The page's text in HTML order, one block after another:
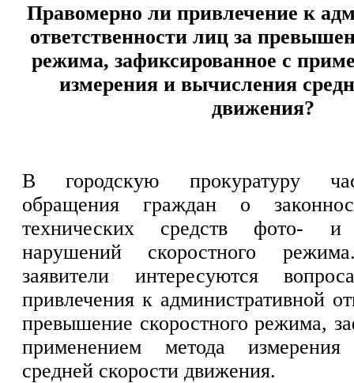
Правомерно ли привлечение к
ответственности лиц за
режима, зафиксированное с
измерения и вычисления
движения?
В городскую прокуратуру
обращения граждан о
технических средств фото- и
нарушений скоростного
заявители интересуются
привлечения к административной
превышение скоростного режима,
применением метода
средней скорости движения.